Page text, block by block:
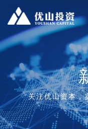
关注优山资本，